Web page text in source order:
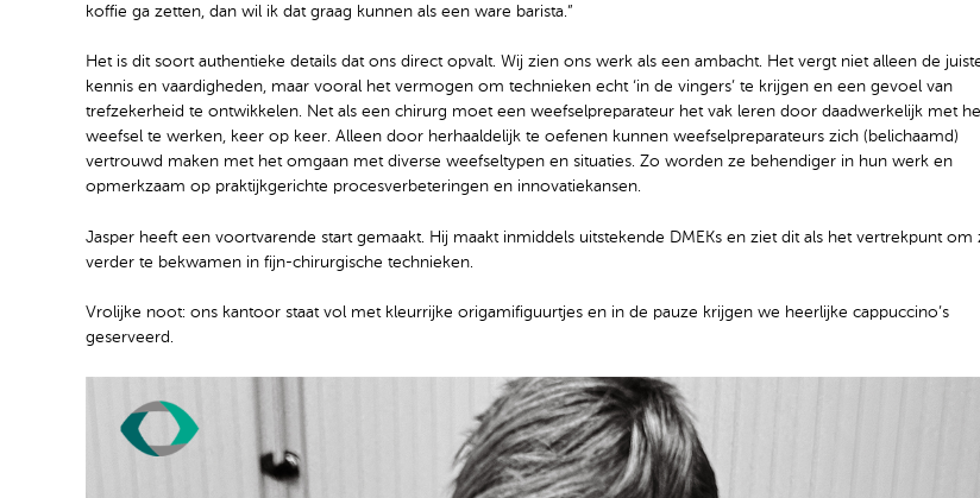
koffie ga zetten, dan wil ik dat graag kunnen als een ware barista.”
Het is dit soort authentieke details dat ons direct opvalt. Wij zien ons werk als een ambacht. Het vergt niet alleen de
kennis en vaardigheden, maar vooral het vermogen om technieken echt ‘in de vingers’ te krijgen en een gevoel van
trefzekerheid te ontwikkelen. Net als een chirurg moet een weefselpreparateur het vak leren door daadwerkelijk met
weefsel te werken, keer op keer. Alleen door herhaaldelijk te oefenen kunnen weefselpreparateurs zich (belichaamd)
vertrouwd maken met het omgaan met diverse weefseltypen en situaties. Zo worden ze behendiger in hun werk en
opmerkzaam op praktijkgerichte procesverbeteringen en innovatiekansen.
Jasper heeft een voortvarende start gemaakt. Hij maakt inmiddels uitstekende DMEKs en ziet dit als het vertrekpunt om
verder te bekwamen in fijn-chirurgische technieken.
Vrolijke noot: ons kantoor staat vol met kleurrijke origamifiguurtjes en in de pauze krijgen we heerlijke cappuccino’s
geserveerd.